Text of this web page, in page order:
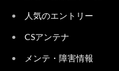
人気のエントリー
CSアンテナ
メンテ・障害情報